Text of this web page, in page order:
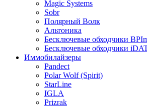
Magic Systems
Sobr
Полярный Волк
Альтоника
Бесключевые обходчики
Бесключевые обходчики
Иммобилайзеры
Pandect
Polar Wolf (Spirit)
StarLine
IGLA
Prizrak